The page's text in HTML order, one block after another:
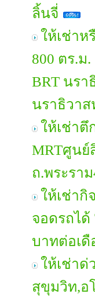
ลิ้นจี่
ให้เช่าห
800 ตร.ม
BRT นรา
นราธิวาส
ให้เช่า
MRTศูนย์
ถ.พระรา
ให้เช่ากิ
จอดรถได้
บาทต่อเดื
ให้เช่าด่
สุขุมวิท,อ